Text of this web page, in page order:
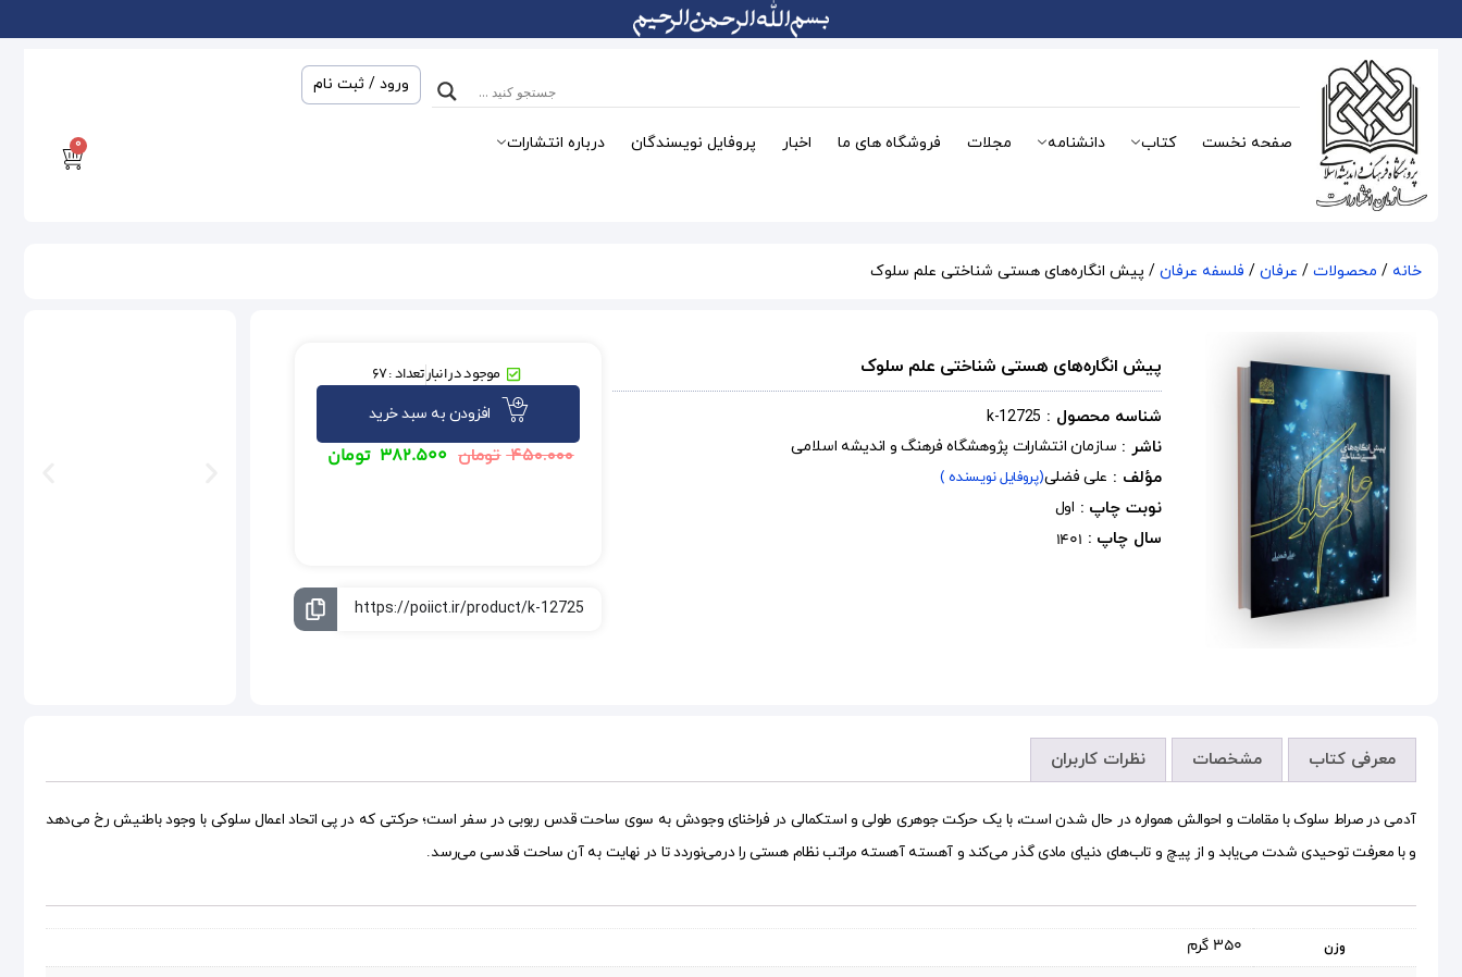
ورود / ثبت نام
صفحه نخست کتاب دانشنامه مجلات فروشگاه های ما اخبار پروفایل نویسندگان درباره انتشارات 0
خانه / محصولات / عرفان / فلسفه عرفان / پیش انگاره‌های هستی شناختی علم سلوک
پیش انگاره‌های هستی شناختی علم سلوک
شناسه محصول : k-12725
ناشر : سازمان انتشارات پژوهشگاه فرهنگ و اندیشه اسلامی
مؤلف : علی فضلی(پروفایل نویسنده )
نوبت چاپ : اول
سال چاپ : 1401
موجود در انبارتعداد : 67
افزودن به سبد خرید
۴۵۰.۰۰۰ تومان ۳۸۲.۵۰۰ تومان
معرفی کتاب مشخصات نظرات کاربران
آدمی در صراط سلوک با مقامات و احوالش همواره در حال شدن است، با یک حرکت جوهری طولی و استکمالی در فراخنای وجودش به سوی ساحت قدس ربوبی در سفر است؛ حرکتی که در پی اتحاد اعمال سلوکی با وجود باطنیش رخ می‌دهد
و با معرفت توحیدی شدت می‌یابد و از پیچ و تاب‌های دنیای مادی گذر می‌کند و آهسته آهسته مراتب نظام هستی را درمی‌نوردد تا در نهایت به آن ساحت قدسی می‌رسد.
وزن 350 گرم